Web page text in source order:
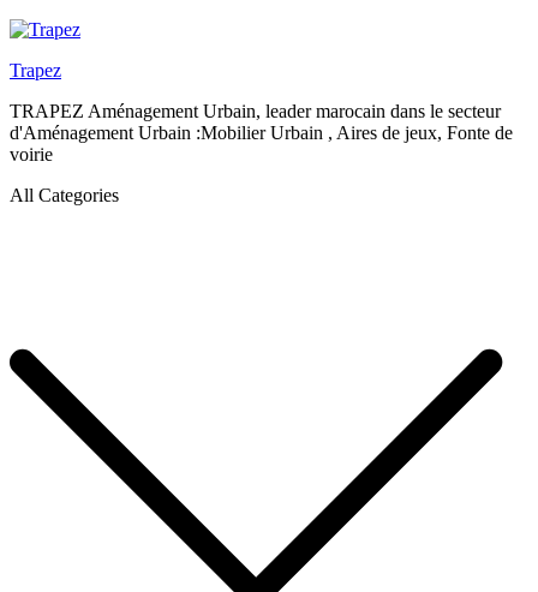
Trapez
TRAPEZ Aménagement Urbain, leader marocain dans le secteur
d'Aménagement Urbain :Mobilier Urbain , Aires de jeux, Fonte de
voirie
All Categories